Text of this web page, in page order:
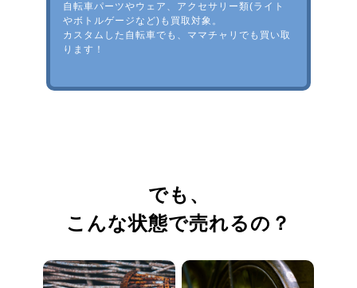
自転車パーツやウェア、アクセサリー類(ライト
やボトルゲージなど)も買取対象。
カスタムした自転車でも、ママチャリでも買い取
ります！
でも、
こんな状態で売れるの？